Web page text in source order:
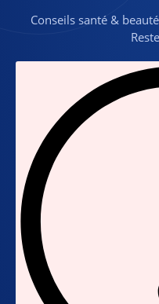
Conseils santé &